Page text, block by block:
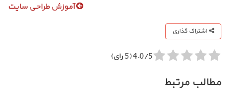
آموزش طراحی سایت
اشتراک گذاری
4.0/5 (5 رای)
مطالب مرتبط